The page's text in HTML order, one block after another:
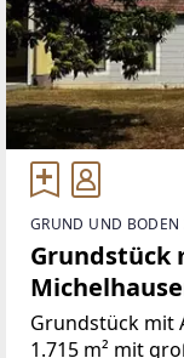
GRUND UND
Grundstück
Grundstück mit
1.715 m² mit